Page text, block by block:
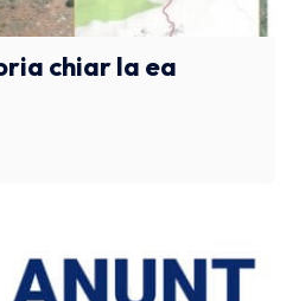
chiar la ea